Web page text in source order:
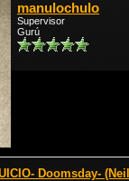
manulochulo
Supervisor
Gurú
Doomsday-